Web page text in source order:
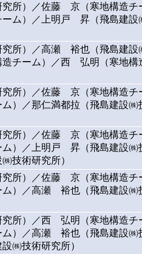
所）／佐藤 京（寒地構造チ
ム）／上明戸 昇（飛島建設
所）／高瀬 裕也（飛島建設
チーム）／西 弘明（寒地構
所）／佐藤 京（寒地構造チ
）／那仁満都拉（飛島建設㈱
所）／佐藤 京（寒地構造チ
）／上明戸 昇（飛島建設㈱
技術研究所）
所）／佐藤 京（寒地構造チ
）／高瀬 裕也（飛島建設㈱
所）／西 弘明（寒地構造チ
）／高瀬 裕也（飛島建設㈱
㈱技術研究所）